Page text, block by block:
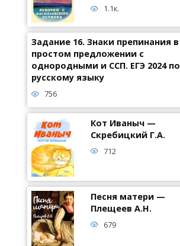
1.1к.
Задание 16. Знаки препинания в
простом предложении с
однородными и ССП. ЕГЭ 2024 по
русскому языку
756
Кот Иваныч —
Скребицкий Г.А.
712
Песня матери —
Плещеев А.Н.
679